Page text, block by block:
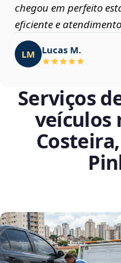
chegou em perfeito
eficiente e
LM Lucas M.
Serviços
veículos